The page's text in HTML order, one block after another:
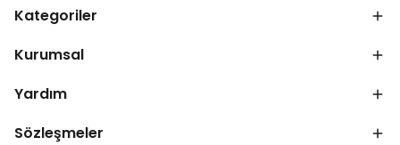
Kategoriler
Kurumsal
Yardım
Sözleşmeler